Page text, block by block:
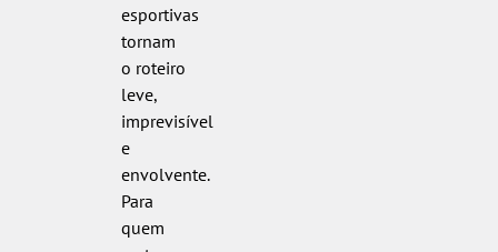
esportivas
tornam
o roteiro
leve,
imprevisível
e
envolvente.
Para
quem